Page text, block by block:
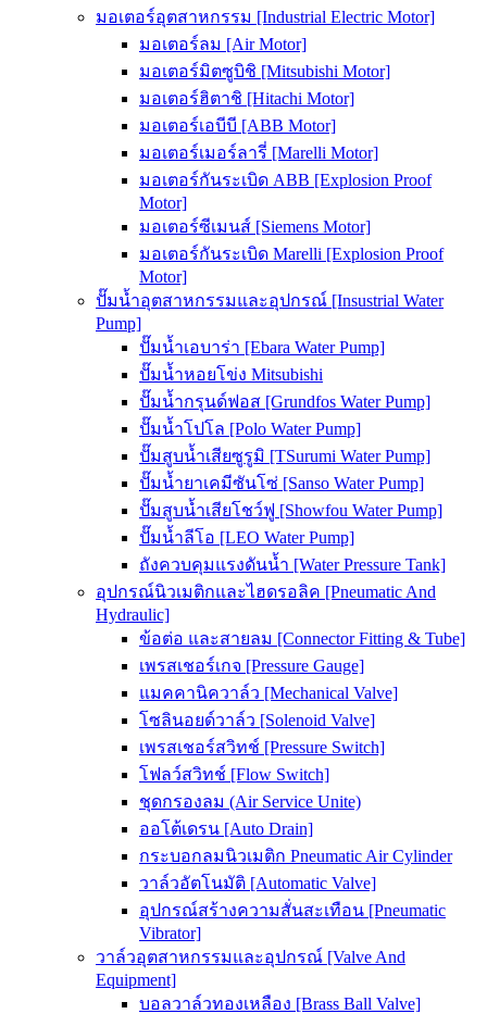
มอเตอร์อุตสาหกรรม [Industrial Electric Motor]
มอเตอร์ลม [Air Motor]
มอเตอร์มิตซูบิชิ [Mitsubishi Motor]
มอเตอร์ฮิตาชิ [Hitachi Motor]
มอเตอร์เอบีบี [ABB Motor]
มอเตอร์เมอร์ลารี่ [Marelli Motor]
มอเตอร์กันระเบิด ABB [Explosion Proof
Motor]
มอเตอร์ซีเมนส์ [Siemens Motor]
มอเตอร์กันระเบิด Marelli [Explosion Proof
Motor]
ปั๊มน้ำอุตสาหกรรมและอุปกรณ์ [Insustrial Water
Pump]
ปั๊มน้ำเอบาร่า [Ebara Water Pump]
ปั๊มน้ำหอยโข่ง Mitsubishi
ปั๊มน้ำกรุนด์ฟอส [Grundfos Water Pump]
ปั๊มน้ำโปโล [Polo Water Pump]
ปั๊มสูบน้ำเสียซูรูมิ [TSurumi Water Pump]
ปั๊มน้ำยาเคมีซันโซ่ [Sanso Water Pump]
ปั๊มสูบน้ำเสียโชว์ฟู [Showfou Water Pump]
ปั๊มน้ำลีโอ [LEO Water Pump]
ถังควบคุมแรงดันน้ำ [Water Pressure Tank]
อุปกรณ์นิวเมติกและไฮดรอลิค [Pneumatic And
Hydraulic]
ข้อต่อ และสายลม [Connector Fitting & Tube]
เพรสเชอร์เกจ [Pressure Gauge]
แมคคานิควาล์ว [Mechanical Valve]
โซลินอยด์วาล์ว [Solenoid Valve]
เพรสเชอร์สวิทช์ [Pressure Switch]
โฟลว์สวิทช์ [Flow Switch]
ชุดกรองลม (Air Service Unite)
ออโต้เดรน [Auto Drain]
กระบอกลมนิวเมติก Pneumatic Air Cylinder
วาล์วอัตโนมัติ [Automatic Valve]
อุปกรณ์สร้างความสั่นสะเทือน [Pneumatic
Vibrator]
วาล์วอุตสาหกรรมและอุปกรณ์ [Valve And
Equipment]
บอลวาล์วทองเหลือง [Brass Ball Valve]